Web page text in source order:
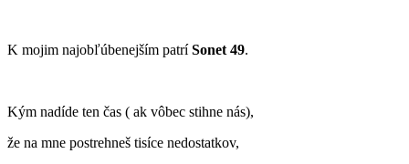
K mojim najobľúbenejším patríSonet 49.
Kým nadíde ten čas ( ak vôbec stihne nás),
že na mne postrehneš tisíce nedostatkov,